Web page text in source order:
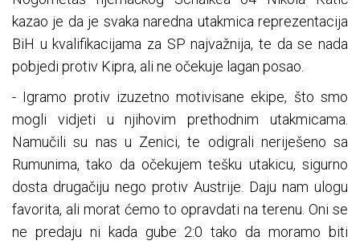
kazao je da je svaka naredna utakmica reprezentacija
BiH u kvalifikacijama za SP najvažnija, te da se nada
pobjedi protiv Kipra, ali ne očekuje lagan posao.
- Igramo protiv izuzetno motivisane ekipe, što smo
mogli vidjeti u njihovim prethodnim utakmicama.
Namučili su nas u Zenici, te odigrali neriješeno sa
Rumunima, tako da očekujem tešku utakicu, sigurno
dosta drugačiju nego protiv Austrije. Daju nam ulogu
favorita, ali morat ćemo to opravdati na terenu. Oni se
ne predaju ni kada gube 2:0 tako da moramo biti